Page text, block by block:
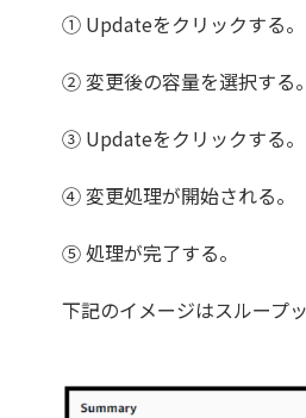
① Updateをクリックする。
② 変更後の容量を選択する。
③ Updateをクリックする。
④ 変更処理が開始される。
⑤ 処理が完了する。
下記のイメージはスループ